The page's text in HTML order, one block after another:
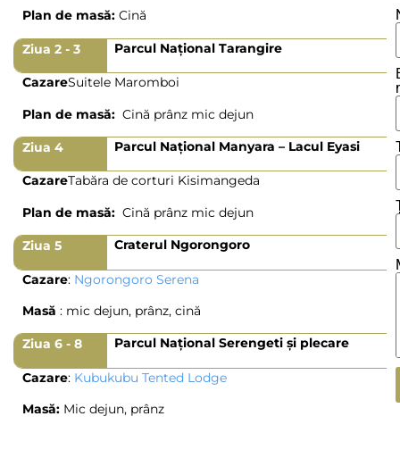
Plan de masă: Cină
Ziua 2 - 3 Parcul Național Tarangire
CazareSuitele Maromboi
Plan de masă: Cină prânz mic dejun
Ziua 4 Parcul Național Manyara – Lacul Eyasi
CazareTabăra de corturi Kisimangeda
Plan de masă: Cină prânz mic dejun
Ziua 5 Craterul Ngorongoro
Cazare: Ngorongoro Serena
Masă : mic dejun, prânz, cină
Ziua 6 - 8 Parcul Național Serengeti și plecare
Cazare: Kubukubu Tented Lodge
Masă: Mic dejun, prânz